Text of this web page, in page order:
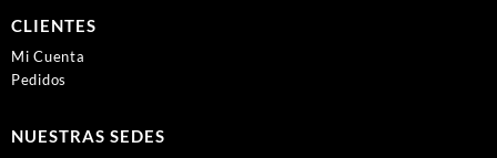
CLIENTES
Mi Cuenta
Pedidos
NUESTRAS SEDES